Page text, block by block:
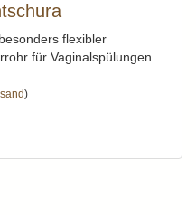
flexibler
für Vaginalspülungen.
)